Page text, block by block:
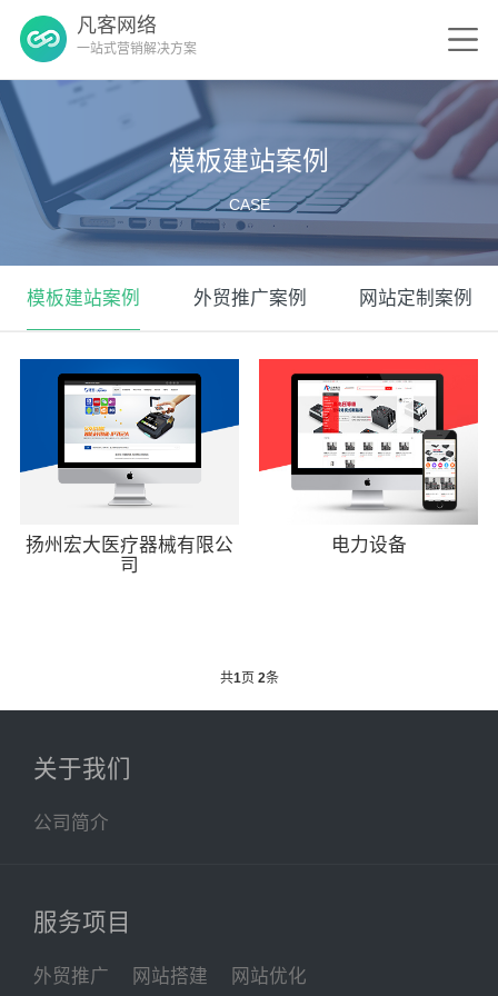
凡客网络
一站式营销解决方案
模板建站案例
CASE
模板建站案例 外贸推广案例 网站定制案例
扬州宏大医疗器械有限公
司
电力设备
共1页 2条
关于我们
公司简介
服务项目
外贸推广 网站搭建 网站优化